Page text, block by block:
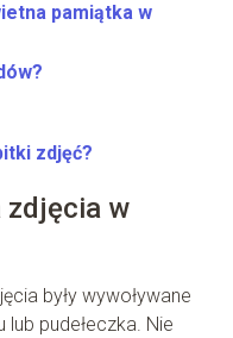
pamiątka w
zdjęć?
zdjęcia w
były wywoływane
lub pudełeczka. Nie